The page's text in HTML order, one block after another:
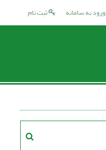
ثبت نام ورود به سامانه